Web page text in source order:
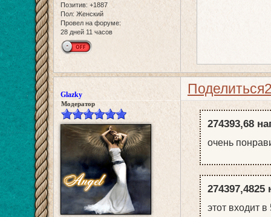
Позитив: +1887
Пол: Женский
Провел на форуме:
28 дней 11 часов
Поделиться
Glazky
Модератор
274393,68
очень
274397,4825
этот входит